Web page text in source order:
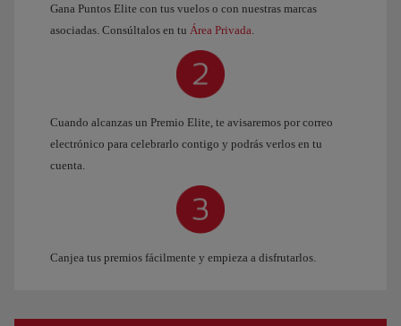
Gana Puntos Elite con tus vuelos o con nuestras marcas
asociadas. Consúltalos en tu Área Privada
Cuando alcanzas un Premio Elite, te avisaremos por correo
electrónico para celebrarlo contigo y podrás verlos en tu
cuenta.
Canjea tus premios fácilmente y empieza a disfrutarlos.